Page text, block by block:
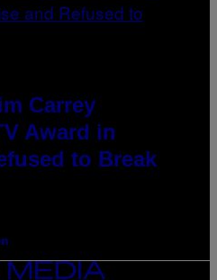
Carrey
Award in
to Break